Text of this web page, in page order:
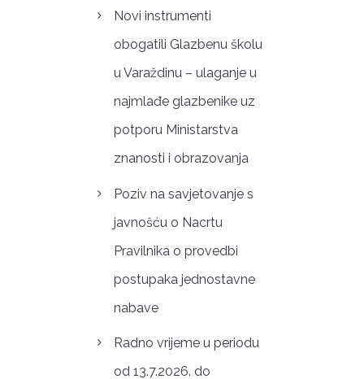
Novi instrumenti
obogatili Glazbenu školu
u Varaždinu – ulaganje u
najmlađe glazbenike uz
potporu Ministarstva
znanosti i obrazovanja
Poziv na savjetovanje s
javnošću o Nacrtu
Pravilnika o provedbi
postupaka jednostavne
nabave
Radno vrijeme u periodu
od 13.7.2026. do